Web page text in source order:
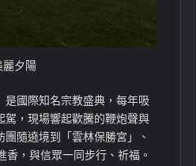
麗夕陽
國際知名宗教盛典，每年吸
駕，現場響起歡騰的鞭炮聲與
隨遶境到「雲林保勝宮」、
香，與信眾一同步行、祈福。